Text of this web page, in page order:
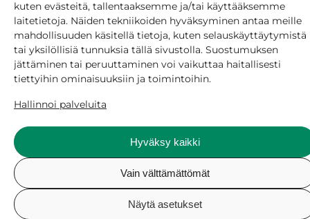
kuten evästeitä, tallentaaksemme ja/tai käyttääksemme
laitetietoja. Näiden tekniikoiden hyväksyminen antaa meille
mahdollisuuden käsitellä tietoja, kuten selauskäyttäytymistä
tai yksilöllisiä tunnuksia tällä sivustolla. Suostumuksen
jättäminen tai peruuttaminen voi vaikuttaa haitallisesti
tiettyihin ominaisuuksiin ja toimintoihin.
Hallinnoi palveluita
Hyväksy kaikki
Vain välttämättömät
Näytä asetukset
Anna palautetta
Asioi verkossa
Laskutus ja maksaminen
Saavutettavuus
Evästekäytäntö